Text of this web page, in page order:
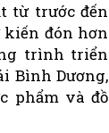
từ trước đến
kiến đón hơn
trình triển
Bình Dương,
phẩm và đồ